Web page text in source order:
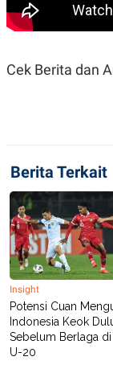
A
T
T
G
E
N
T
V
S
JARINGAN
K
O
T
A
N
A
P
R
E
S
S
R
E
Cek Berita dan
Berita Terkait
Insight
Potensi Cuan
Indonesia Keok
Sebelum Berlaga di
U-20